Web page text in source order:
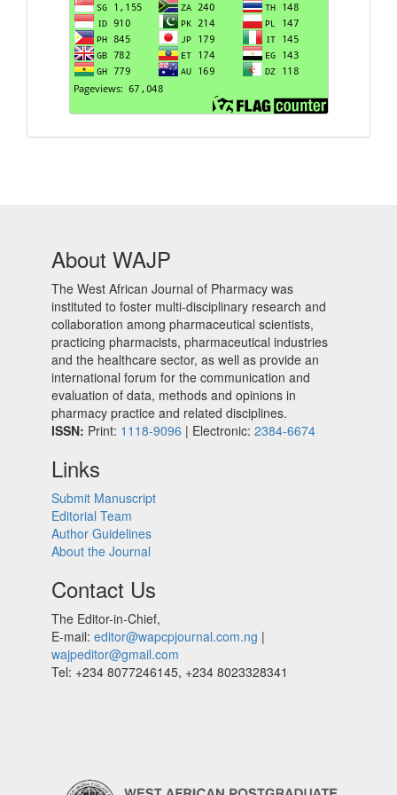
About WAJP
The West African Journal of Pharmacy was
instituted to foster multi-disciplinary research and
collaboration among pharmaceutical scientists,
practicing pharmacists, pharmaceutical industries
and the healthcare sector, as well as provide an
international forum for the communication and
evaluation of data, methods and opinions in
pharmacy practice and related disciplines.
ISSN: Print: 1118-9096 | Electronic: 2384-6674
Links
Submit Manuscript
Editorial Team
Author Guidelines
About the Journal
Contact Us
The Editor-in-Chief,
E-mail: editor@wapcpjournal.com.ng |
wajpeditor@gmail.com
Tel: +234 8077246145, +234 8023328341